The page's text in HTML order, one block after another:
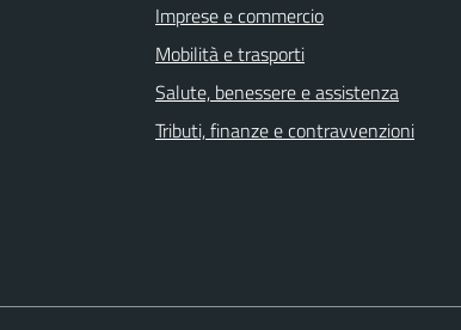
Imprese e commercio
Mobilità e trasporti
Salute, benessere e assistenza
Tributi, finanze e contravvenzioni